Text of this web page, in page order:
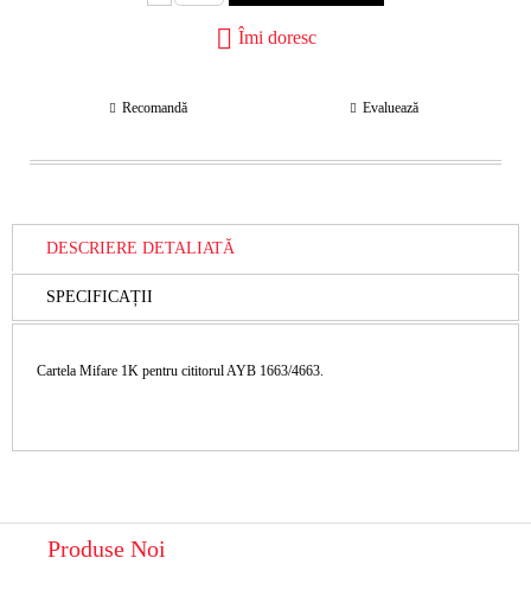
Îmi doresc
Recomandă Evaluează
DESCRIERE DETALIATĂ
SPECIFICAȚII
Cartela Mifare 1K pentru cititorul AYB 1663/4663.
Produse Noi